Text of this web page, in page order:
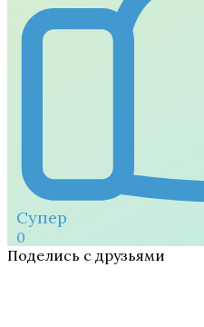
Супер
0
Поделись с друзьями